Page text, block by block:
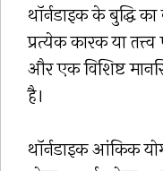
थॉर्नडाइक के बुद्धि
प्रत्येक कारक या
और एक विशिष्ट
है।
थॉर्नडाइक आंकिक